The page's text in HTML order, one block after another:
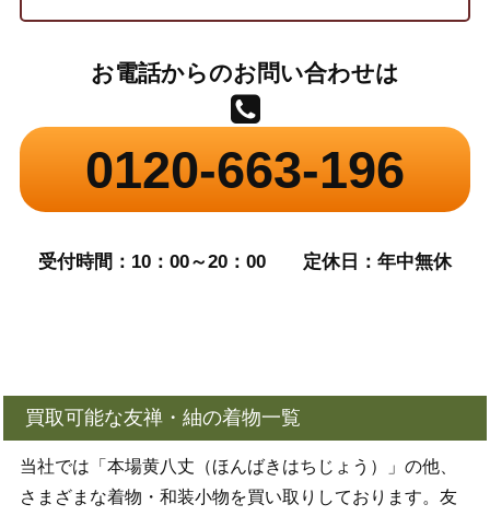
お電話からのお問い合わせは
0120-663-196
受付時間：10：00～20：00 定休日：年中無休
買取可能な友禅・紬の着物一覧
当社では「本場黄八丈（ほんばきはちじょう）」の他、
さまざまな着物・和装小物を買い取りしております。友